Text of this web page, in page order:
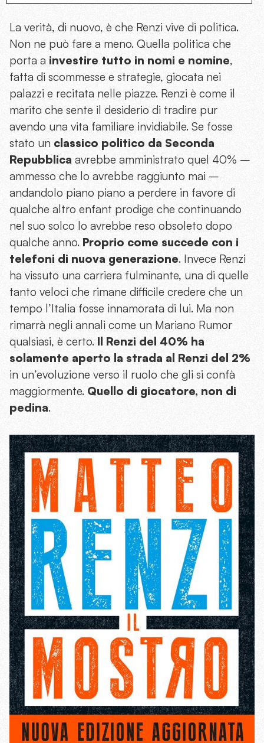
La verità, di nuovo, è che Renzi vive di politica.
Non ne può fare a meno. Quella politica che
porta a investire tutto in nomi e nomine,
fatta di scommesse e strategie, giocata nei
palazzi e recitata nelle piazze. Renzi è come il
marito che sente il desiderio di tradire pur
avendo una vita familiare invidiabile. Se fosse
stato un classico politico da Seconda
Repubblica avrebbe amministrato quel 40% –
ammesso che lo avrebbe raggiunto mai –
andandolo piano piano a perdere in favore di
qualche altro enfant prodige che continuando
nel suo solco lo avrebbe reso obsoleto dopo
qualche anno. Proprio come succede con i
telefoni di nuova generazione. Invece Renzi
ha vissuto una carriera fulminante, una di quelle
tanto veloci che rimane difficile credere che un
tempo l’Italia fosse innamorata di lui. Ma non
rimarrà negli annali come un Mariano Rumor
qualsiasi, è certo. Il Renzi del 40% ha
solamente aperto la strada al Renzi del 2%
in un’evoluzione verso il ruolo che gli si confà
maggiormente. Quello di giocatore, non di
pedina.